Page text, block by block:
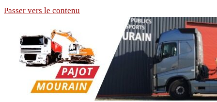
Passer vers le contenu